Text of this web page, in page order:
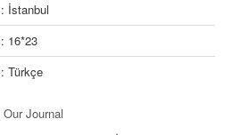
: İstanbul
: 16*23
: Türkçe
Journal